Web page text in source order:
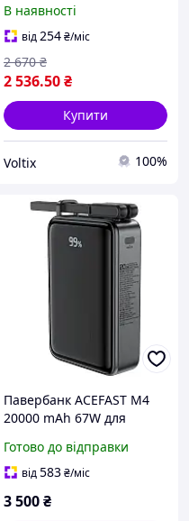
телефону з дисплеєм
Чорний
В наявності
від254₴/міс
2 536.50₴
2 670 ₴
Купити
Voltix 100%
Павербанк ACEFAST M4
20000 mAh 67W для
порти LED-дисплей
вбудований кабель USB-C
Готово до відправки
від583₴/міс
3 500₴